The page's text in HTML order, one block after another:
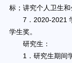
标；讲究个人卫生和
7．2020-2021 学
学生奖。
研究生：
1．研究生期间学